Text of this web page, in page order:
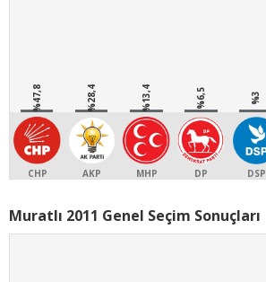
%47,8
CHP
%28,4
AKP
%13,4
MHP
%6,5
DP
%3
DSP
Muratlı 2011 Genel Seçim Sonuçları